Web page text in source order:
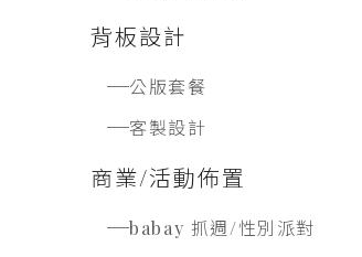
背板設計
公版套餐
客製設計
商業/活動佈置
babay 抓週/性別派對